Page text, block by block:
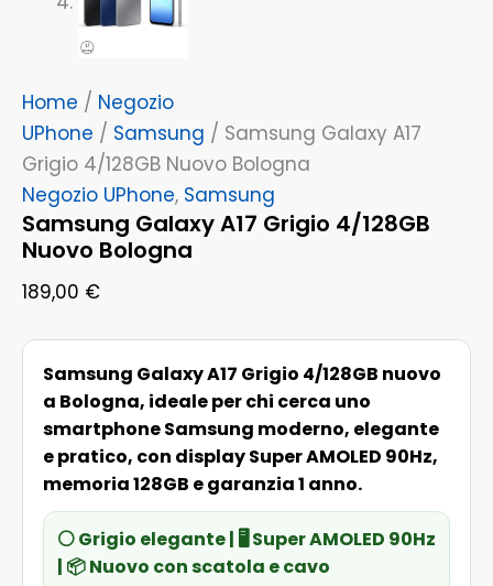
Home / Negozio
UPhone / Samsung / Samsung Galaxy A17
Grigio 4/128GB Nuovo Bologna
Negozio UPhone, Samsung
Samsung Galaxy A17 Grigio 4/128GB
Nuovo Bologna
189,00 €
Samsung Galaxy A17 Grigio 4/128GB nuovo
a Bologna, ideale per chi cerca uno
smartphone Samsung moderno, elegante
e pratico, con display Super AMOLED 90Hz,
memoria 128GB e garanzia 1 anno.
⚪ Grigio elegante | 🖥️ Super AMOLED 90Hz
| 📦 Nuovo con scatola e cavo